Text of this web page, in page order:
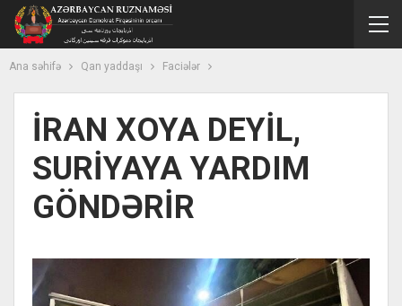
Ana səhifə Qan yaddaşı Faciələr
İRAN XOYA DEYİL,
SURİYAYA YARDIM
GÖNDƏRİR